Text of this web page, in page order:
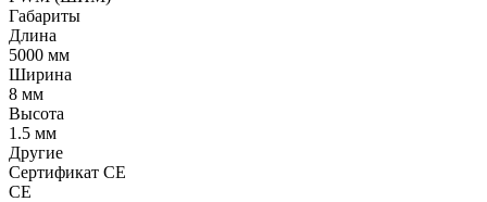
Габариты
Длина
5000 мм
Ширина
8 мм
Высота
1.5 мм
Другие
Сертификат CE
CE